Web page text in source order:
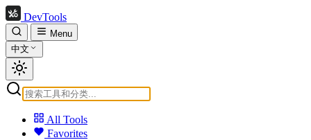
DevTools
Menu
中文
All Tools
Favorites